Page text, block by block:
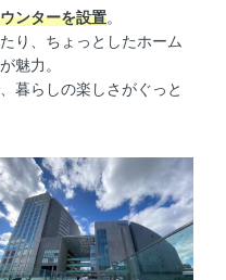
ンターを設置。
り、ちょっとしたホーム
魅力。
暮らしの楽しさがぐっと